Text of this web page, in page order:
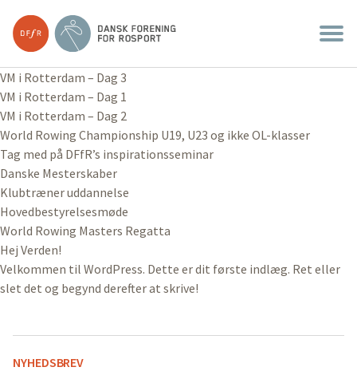
VM i Rotterdam – Dag 3
VM i Rotterdam – Dag 1
VM i Rotterdam – Dag 2
World Rowing Championship U19, U23 og ikke OL-klasser
Tag med på DFfR’s inspirationsseminar
Danske Mesterskaber
Klubtræner uddannelse
Hovedbestyrelsesmøde
World Rowing Masters Regatta
Hej Verden!
Velkommen til WordPress. Dette er dit første indlæg. Ret eller
slet det og begynd derefter at skrive!
NYHEDSBREV